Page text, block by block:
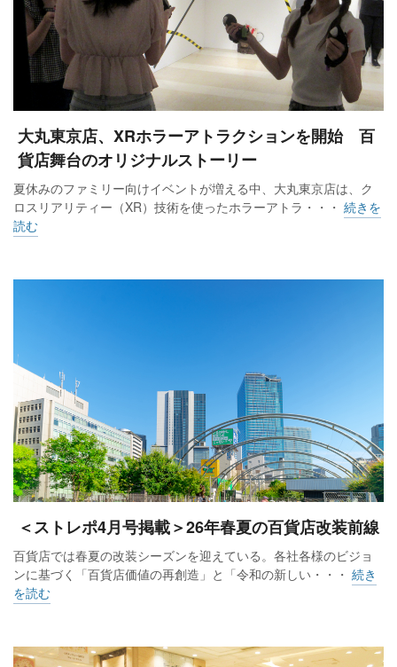
大丸東京店、XRホラーアトラクションを開始 百
貨店舞台のオリジナルストーリー
夏休みのファミリー向けイベントが増える中、大丸東京店は、ク
ロスリアリティー（XR）技術を使ったホラーアトラ・・・ 続きを
読む
＜ストレポ4月号掲載＞26年春夏の百貨店改装前線
百貨店では春夏の改装シーズンを迎えている。各社各様のビジョ
ンに基づく「百貨店価値の再創造」と「令和の新しい・・・ 続き
を読む